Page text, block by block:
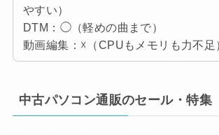
やすい）
DTM：◯（軽めの曲まで）
動画編集：☓（CPUもメモリも力不足
中古パソコン通販のセール・特集